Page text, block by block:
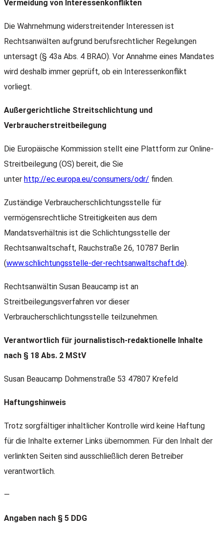
Vermeidung von Interessenkonflikten
Die Wahrnehmung widerstreitender Interessen ist
Rechtsanwälten aufgrund berufsrechtlicher Regelungen
untersagt (§ 43a Abs. 4 BRAO). Vor Annahme eines Mandates
wird deshalb immer geprüft, ob ein Interessenkonflikt
vorliegt.
Außergerichtliche Streitschlichtung und
Verbraucherstreitbeilegung
Die Europäische Kommission stellt eine Plattform zur Online-
Streitbeilegung (OS) bereit, die Sie
unter http://ec.europa.eu/consumers/odr/ finden.
Zuständige Verbraucherschlichtungsstelle für
vermögensrechtliche Streitigkeiten aus dem
Mandatsverhältnis ist die Schlichtungsstelle der
Rechtsanwaltschaft, Rauchstraße 26, 10787 Berlin
(www.schlichtungsstelle-der-rechtsanwaltschaft.de).
Rechtsanwältin Susan Beaucamp ist an
Streitbeilegungsverfahren vor dieser
Verbraucherschlichtungsstelle teilzunehmen.
Verantwortlich für journalistisch-redaktionelle Inhalte
nach § 18 Abs. 2 MStV
Susan Beaucamp Dohmenstraße 53 47807 Krefeld
Haftungshinweis
Trotz sorgfältiger inhaltlicher Kontrolle wird keine Haftung
für die Inhalte externer Links übernommen. Für den Inhalt der
verlinkten Seiten sind ausschließlich deren Betreiber
verantwortlich.
—
Angaben nach § 5 DDG